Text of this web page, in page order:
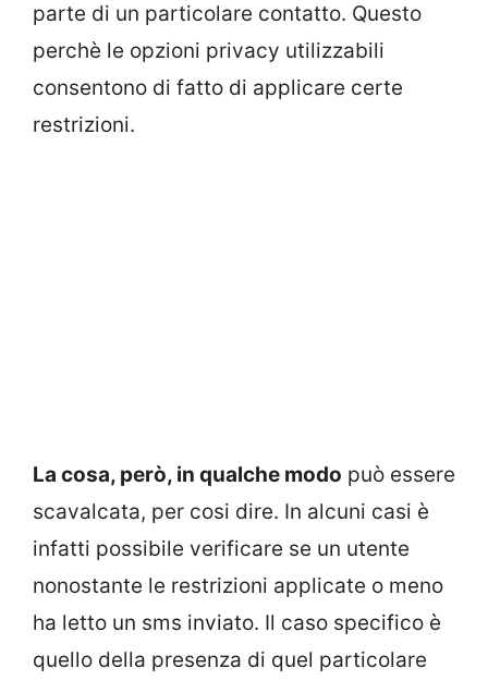
parte di un particolare contatto. Questo
perchè le opzioni privacy utilizzabili
consentono di fatto di applicare certe
restrizioni.
La cosa, però, in qualche modo può essere
scavalcata, per cosi dire. In alcuni casi è
infatti possibile verificare se un utente
nonostante le restrizioni applicate o meno
ha letto un sms inviato. Il caso specifico è
quello della presenza di quel particolare